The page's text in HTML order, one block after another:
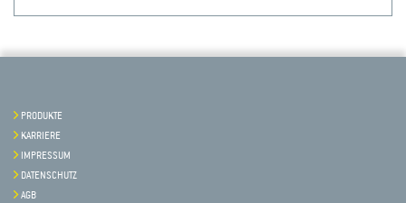
PRODUKTE
KARRIERE
IMPRESSUM
DATENSCHUTZ
AGB